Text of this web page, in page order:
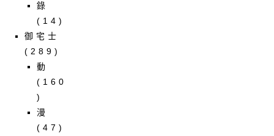
錄
(14)
御宅士
(289)
動
(160
)
漫
(47)